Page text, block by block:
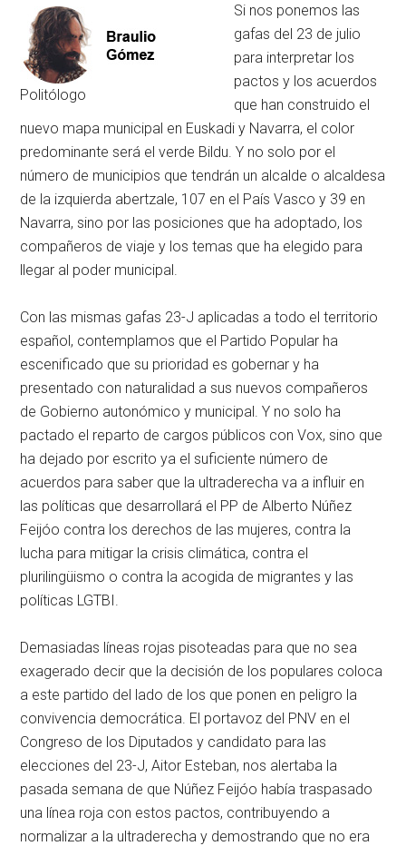
Politólogo
Si nos ponemos las
gafas del 23 de julio
para interpretar los
pactos y los acuerdos
que han construido el
nuevo mapa municipal en Euskadi y Navarra, el color
predominante será el verde Bildu. Y no solo por el
número de municipios que tendrán un alcalde o alcaldesa
de la izquierda abertzale, 107 en el País Vasco y 39 en
Navarra, sino por las posiciones que ha adoptado, los
compañeros de viaje y los temas que ha elegido para
llegar al poder municipal.
Con las mismas gafas 23-J aplicadas a todo el territorio
español, contemplamos que el Partido Popular ha
escenificado que su prioridad es gobernar y ha
presentado con naturalidad a sus nuevos compañeros
de Gobierno autonómico y municipal. Y no solo ha
pactado el reparto de cargos públicos con Vox, sino que
ha dejado por escrito ya el suficiente número de
acuerdos para saber que la ultraderecha va a influir en
las políticas que desarrollará el PP de Alberto Núñez
Feijóo contra los derechos de las mujeres, contra la
lucha para mitigar la crisis climática, contra el
plurilingüismo o contra la acogida de migrantes y las
políticas LGTBI.
Demasiadas líneas rojas pisoteadas para que no sea
exagerado decir que la decisión de los populares coloca
a este partido del lado de los que ponen en peligro la
convivencia democrática. El portavoz del PNV en el
Congreso de los Diputados y candidato para las
elecciones del 23-J, Aitor Esteban, nos alertaba la
pasada semana de que Núñez Feijóo había traspasado
una línea roja con estos pactos, contribuyendo a
normalizar a la ultraderecha y demostrando que no era